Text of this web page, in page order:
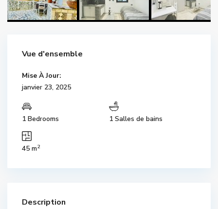
Vue d'ensemble
Mise À Jour:
janvier 23, 2025
1 Bedrooms 1 Salles de bains
45 m2
Description